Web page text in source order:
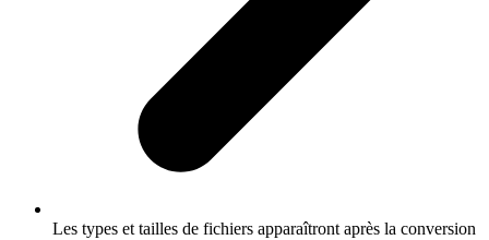
Les types et tailles de fichiers apparaîtront après la conversion